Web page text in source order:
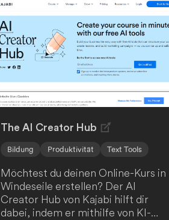
Alleskönner für den modernen
Unterricht.
The AI Creator Hub
Bildung Produktivität Text Tools
Möchtest du deinen Online-Kurs in
Windeseile erstellen? Der AI
Creator Hub von Kajabi hilft dir
dabei, indem er mithilfe von KI-